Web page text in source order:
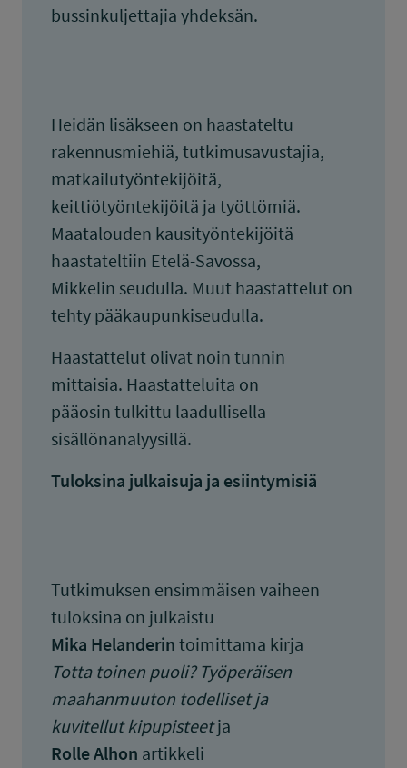
bussinkuljettajia yhdeksän.
Heidän lisäkseen on haastateltu
rakennusmiehiä, tutkimusavustajia,
matkailutyöntekijöitä,
keittiötyöntekijöitä ja työttömiä.
Maatalouden kausityöntekijöitä
haastateltiin Etelä-Savossa,
Mikkelin seudulla. Muut haastattelut on
tehty pääkaupunkiseudulla.
Haastattelut olivat noin tunnin
mittaisia. Haastatteluita on
pääosin tulkittu laadullisella
sisällönanalyysillä.
Tuloksina julkaisuja ja esiintymisiä
Tutkimuksen ensimmäisen vaiheen
tuloksina on julkaistu
Mika Helanderin toimittama kirja
Totta toinen puoli? Työperäisen
maahanmuuton todelliset ja
kuvitellut kipupisteetja
Rolle Alhon artikkeli